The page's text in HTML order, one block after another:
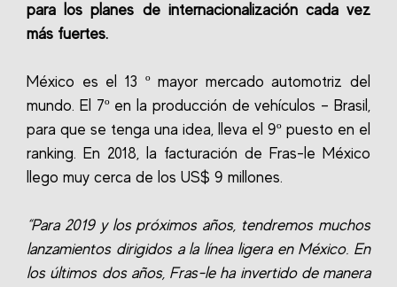
para los planes de internacionalización cada vez
más fuertes.
México es el 13 º mayor mercado automotriz del
mundo. El 7º en la producción de vehículos – Brasil,
para que se tenga una idea, lleva el 9º puesto en el
ranking. En 2018, la facturación de Fras-le México
llego muy cerca de los US$ 9 millones.
“Para 2019 y los próximos años, tendremos muchos
lanzamientos dirigidos a la línea ligera en México. En
los últimos dos años, Fras-le ha invertido de manera